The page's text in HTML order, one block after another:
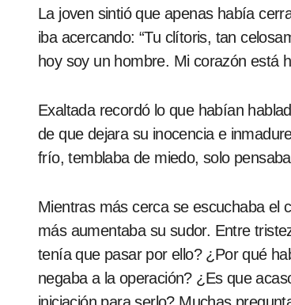
La joven sintió que apenas había cerrado los ojos, cuando comenzó a escuchar un canto que se
iba acercando: “Tu clítoris, tan
hoy soy un hombre. Mi corazón está
Exaltada recordó lo que habían
de que dejara su inocencia e
frío, temblaba de miedo, solo
Mientras más cerca se escuchaba el
más aumentaba su sudor. Entre
tenía que pasar por ello? ¿Por qué
negaba a la operación? ¿Es que